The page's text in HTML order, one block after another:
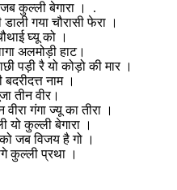
कुल्ली बेगारा । .
गया चौरासी फेरा ।
घ्यू को ।
अलमोड़ी हाट।
पड़ी रै यो कोड़ो की मार ।
नाम ।
तीन वीर।
गंगा ज्यू का तीरा ।
यो कुल्ली बेगारा ।
जब विजय है गो ।
कुल्ली प्रथा ।